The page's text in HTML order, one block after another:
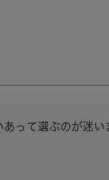
って選ぶのが迷い